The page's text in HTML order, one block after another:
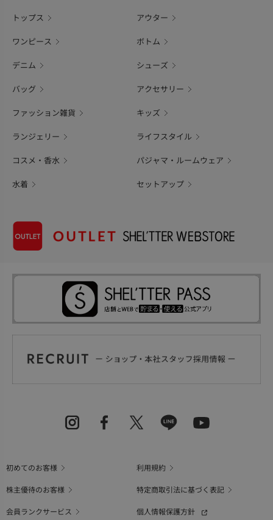
トップス アウター
ワンピース ボトム
デニム シューズ
バッグ アクセサリー
ファッション雑貨 キッズ
ランジェリー ライフスタイル
コスメ・香水 パジャマ・ルームウェア
水着 セットアップ
初めてのお客様
利用規約
株主優待のお客様
特定商取引法に基づく表記
会員ランクサービス
個人情報保護方針